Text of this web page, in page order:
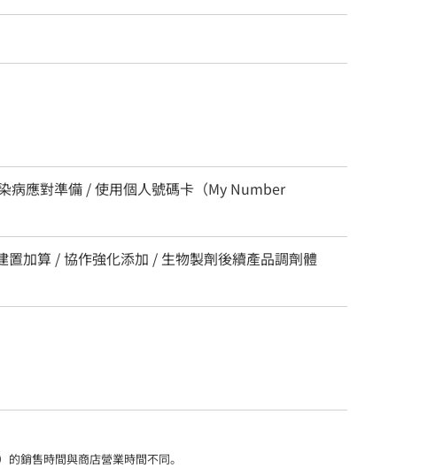
病應對準備 / 使用個人號碼卡（My Number
加算 / 協作強化添加 / 生物製劑後續產品調劑體
銷售時間與商店營業時間不同。